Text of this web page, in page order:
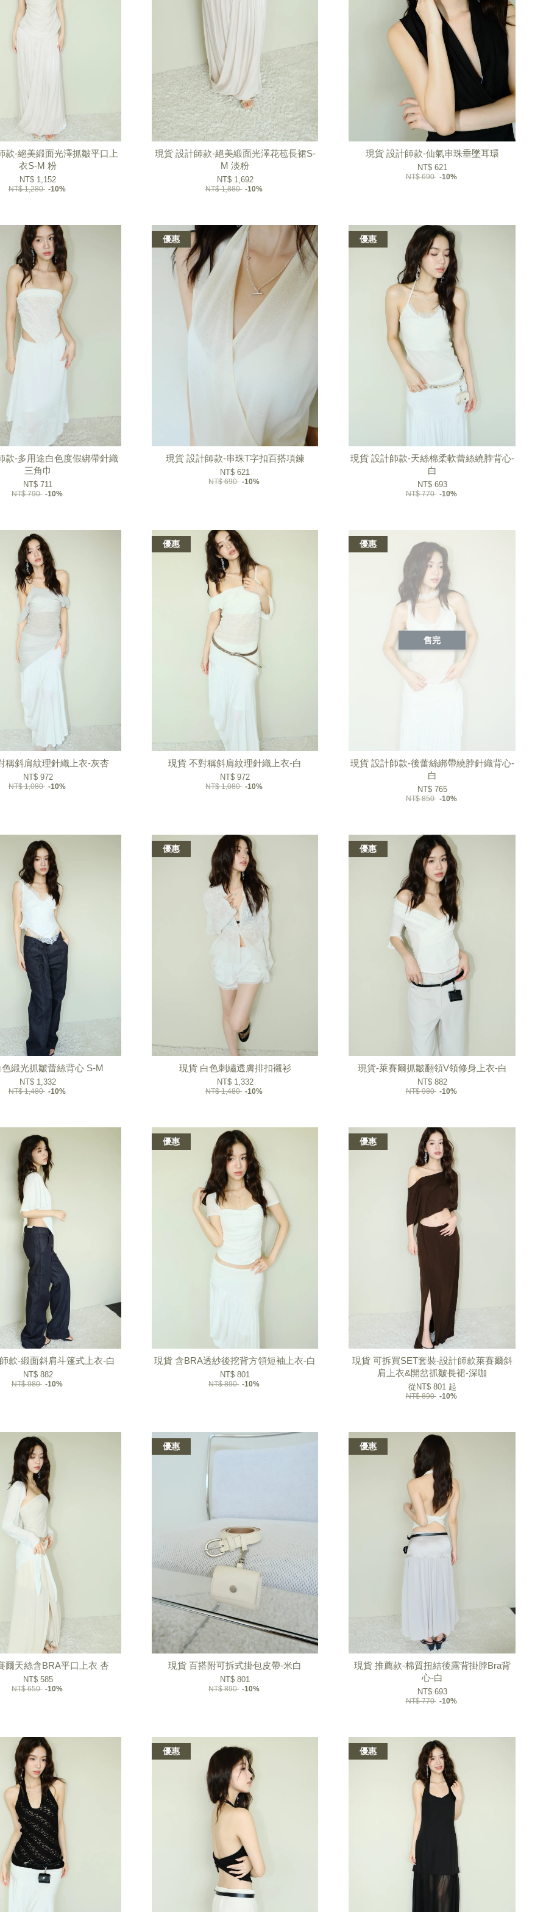
款-絕美緞面光澤抓皺平口上
衣S-M 粉
NT$ 1,152
NT$ 1,280 -10%
現貨 設計師款-絕美緞面光澤花苞長裙S-
M 淡粉
NT$ 1,692
NT$ 1,880 -10%
現貨 設計師款-仙氣串珠垂墜耳環
NT$ 621
NT$ 690 -10%
款-多用途白色度假綁帶針織
三角巾
NT$ 711
NT$ 790 -10%
優惠
現貨 設計師款-串珠T字扣百搭項鍊
NT$ 621
NT$ 690 -10%
優惠
現貨 設計師款-天絲棉柔軟蕾絲繞脖背心-
白
NT$ 693
NT$ 770 -10%
稱斜肩紋理針織上衣-灰杏
NT$ 972
NT$ 1,080 -10%
優惠
現貨 不對稱斜肩紋理針織上衣-白
NT$ 972
NT$ 1,080 -10%
優惠
售完
現貨 設計師款-後蕾絲綁帶繞脖針織背心-
白
NT$ 765
NT$ 850 -10%
緞光抓皺蕾絲背心 S-M
NT$ 1,332
NT$ 1,480 -10%
優惠
現貨 白色刺繡透膚排扣襯衫
NT$ 1,332
NT$ 1,480 -10%
優惠
現貨-萊賽爾抓皺翻領V領修身上衣-白
NT$ 882
NT$ 980 -10%
款-緞面斜肩斗篷式上衣-白
NT$ 882
NT$ 980 -10%
優惠
現貨 含BRA透紗後挖背方領短袖上衣-白
NT$ 801
NT$ 890 -10%
優惠
現貨 可拆買SET套裝-設計師款萊賽爾斜
肩上衣&開岔抓皺長裙-深咖
從 NT$ 801 起
NT$ 890 -10%
爾天絲含BRA平口上衣 杏
NT$ 585
NT$ 650 -10%
優惠
現貨 百搭附可拆式掛包皮帶-米白
NT$ 801
NT$ 890 -10%
優惠
現貨 推薦款-棉質扭結後露背掛脖Bra背
心-白
NT$ 693
NT$ 770 -10%
優惠 優惠